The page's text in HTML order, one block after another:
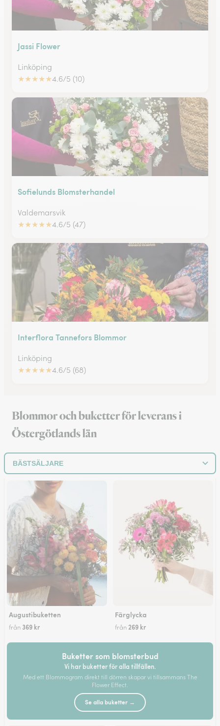
Jassi Flower
Linköping
★★★★★4.6/5 (10)
Sofielunds Blomsterhandel
Valdemarsvik
★★★★★4.6/5 (47)
Interflora Tannefors Blommor
Linköping
★★★★★4.6/5 (68)
Blommor och buketter för leverans i
Östergötlands län
Augustibuketten
från 369 kr
Färglycka
från269 kr
Buketter som blomsterbud
Vi har buketter för alla tillfällen.
Med ett Blommogram direkt till dörren skapar vi tillsammans The
Flower Effect.
Se alla buketter →